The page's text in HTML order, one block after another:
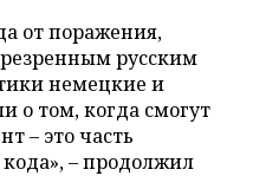
от поражения,
русским
немецкие и
о том, когда смогут
– это часть
– продолжил